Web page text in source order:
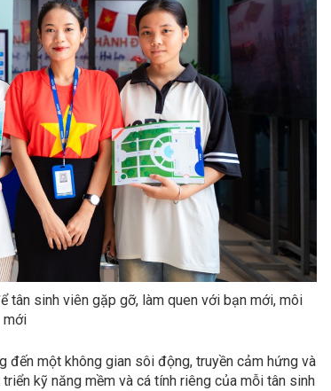
tân sinh viên gặp gỡ, làm quen với bạn mới, môi
mới
đến một không gian sôi động, truyền cảm hứng và
kỹ năng mềm và cá tính riêng của mỗi tân sinh